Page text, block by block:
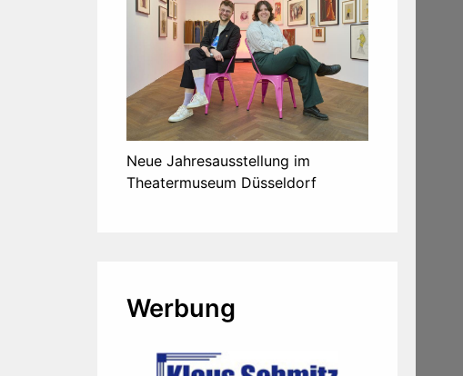
Neue Jahresausstellung im
Theatermuseum Düsseldorf
Werbung